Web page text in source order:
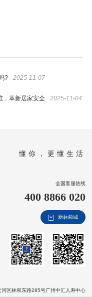
? 2025-11-07
，革新居家安全 2025-11-04
懂你，更懂生活
全国客服热线
400 8866 020
新标商城
区林和东路285号广州中汇人寿中心